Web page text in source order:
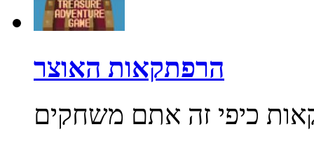
הרפתקאות האוצר